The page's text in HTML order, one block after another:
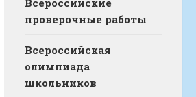
Всероссийские
проверочные работы
Всероссийская
олимпиада
школьников